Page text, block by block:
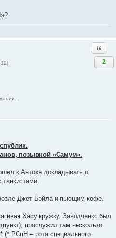
2
позывной «Самум».
к Антохе докладывать о
танкистами.
Джет Бойла и пьющим кофе.
Хасу кружку. Заводченко был
прослужил там несколько
(* РСпН – рота специального